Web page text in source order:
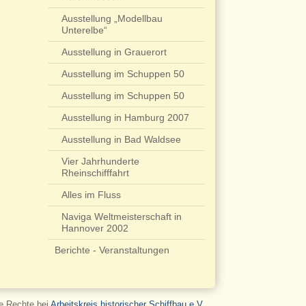
Ausstellung „Modellbau
Unterelbe“
Ausstellung in Grauerort
Ausstellung im Schuppen 50
Ausstellung im Schuppen 50
Ausstellung in Hamburg 2007
Ausstellung in Bad Waldsee
Vier Jahrhunderte
Rheinschifffahrt
Alles im Fluss
Naviga Weltmeisterschaft in
Hannover 2002
Berichte - Veranstaltungen